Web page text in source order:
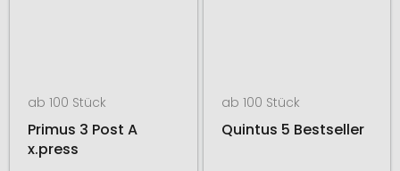
ab 100 Stück
Primus 3 Post A
x.press
ab 100 Stück
Quintus 5 Bestseller